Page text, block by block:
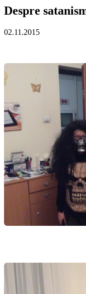
Despre
02.11.2015